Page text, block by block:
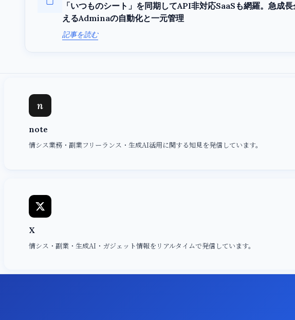
「いつものシート」を同期してAPI非対応SaaSも網羅。急成
えるAdminaの自動化と一元管理
記事を読む
n
note
情シス業務・副業フリーランス・生成AI活用に関する知見を発信しています。
X
情シス・副業・生成AI・ガジェット情報をリアルタイムで発信しています。